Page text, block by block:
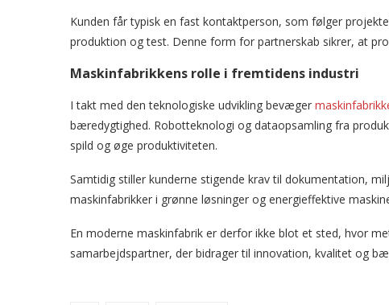
Kunden får typisk en fast kontaktperson, som følger
produktion og test. Denne form for partnerskab sikrer, at
Maskinfabrikkens rolle i fremtidens industri
I takt med den teknologiske udvikling bevæger
bæredygtighed. Robotteknologi og dataopsamling fra
spild og øge produktiviteten.
Samtidig stiller kunderne stigende krav til dokumentation,
maskinfabrikker i grønne løsninger og energieffektive
En moderne maskinfabrik er derfor ikke blot et sted, hvor
samarbejdspartner, der bidrager til innovation, kvalitet og